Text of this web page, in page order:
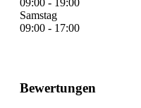
09:00 - 19:00
Samstag
09:00 - 17:00
Bewertungen